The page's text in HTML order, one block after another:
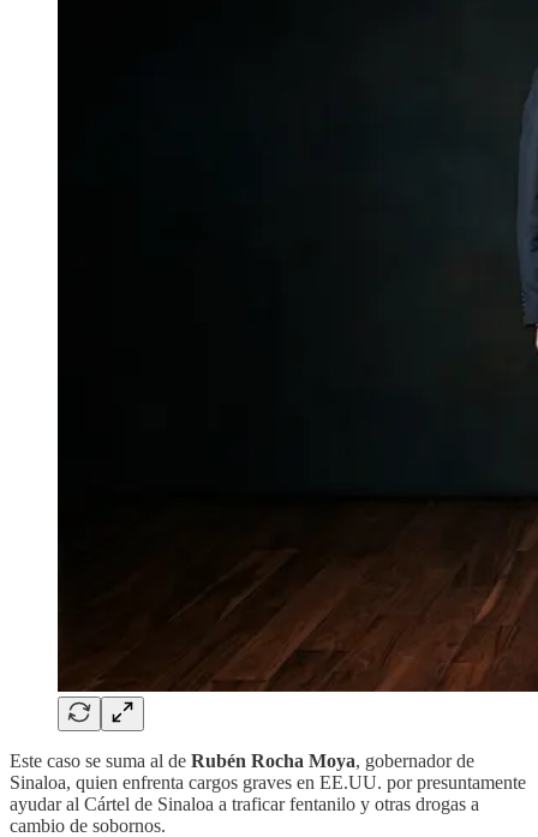
Este caso se suma al de Rubén Rocha Moya, gobernador de
Sinaloa, quien enfrenta cargos graves en EE.UU. por presuntamente
ayudar al Cártel de Sinaloa a traficar fentanilo y otras drogas a
cambio de sobornos.